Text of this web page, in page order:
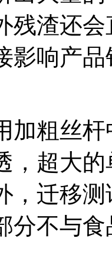
残渣还
影响产
加粗丝
，超大
，迁移
分不与